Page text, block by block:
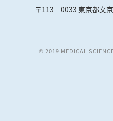
〒113‐0033 東京都文
© 2019 MEDICAL